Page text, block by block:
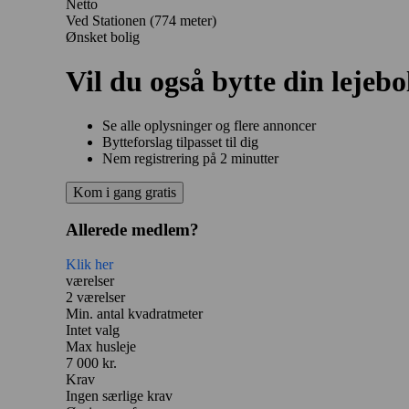
Netto
Ved Stationen (774 meter)
Ønsket bolig
Vil du også bytte din
Se alle oplysninger og flere annoncer
Bytteforslag tilpasset til dig
Nem registrering på 2 minutter
Kom i gang gratis
Allerede medlem?
Klik her
værelser
2 værelser
Min. antal kvadratmeter
Intet valg
Max husleje
7 000 kr.
Krav
Ingen særlige krav